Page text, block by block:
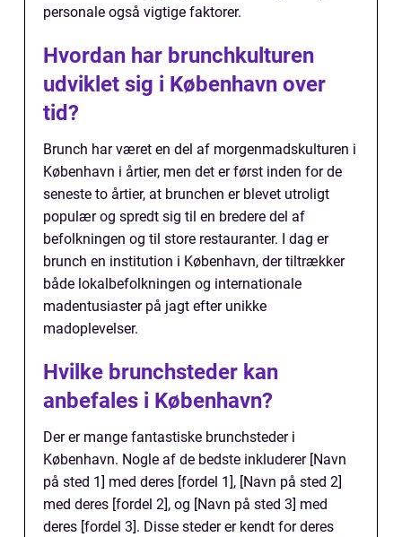
personale også vigtige faktorer.
Hvordan har brunchkulturen
udviklet sig i København over
tid?
Brunch har været en del af morgenmadskulturen i
København i årtier, men det er først inden for de
seneste to årtier, at brunchen er blevet utroligt
populær og spredt sig til en bredere del af
befolkningen og til store restauranter. I dag er
brunch en institution i København, der tiltrækker
både lokalbefolkningen og internationale
madentusiaster på jagt efter unikke
madoplevelser.
Hvilke brunchsteder kan
anbefales i København?
Der er mange fantastiske brunchsteder i
København. Nogle af de bedste inkluderer [Navn
på sted 1] med deres [fordel 1], [Navn på sted 2]
med deres [fordel 2], og [Navn på sted 3] med
deres [fordel 3]. Disse steder er kendt for deres